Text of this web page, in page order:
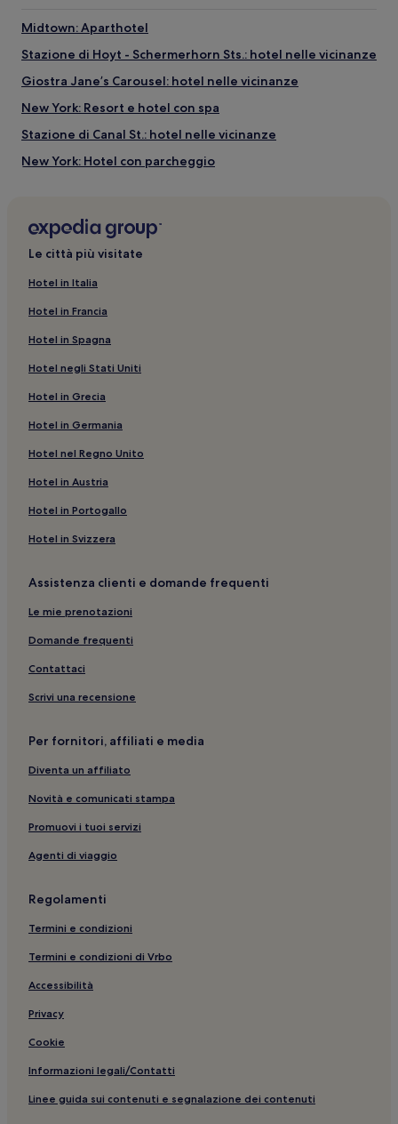
Midtown: Aparthotel
Stazione di Hoyt - Schermerhorn Sts.: hotel nelle vicinanze
Giostra Jane’s Carousel: hotel nelle vicinanze
New York: Resort e hotel con spa
Stazione di Canal St.: hotel nelle vicinanze
New York: Hotel con parcheggio
Chinatown: hotel
Brooklyn: Appartamenti
Fraunces Tavern Museum: hotel nelle vicinanze
Brooklyn Navy Yard: Resort e hotel con spa nelle vicinanze
Pier 25 Mini-Golf: hotel nelle vicinanze
New York: Hotel per famiglie
Wing Fat Shopping Mall: hotel nelle vicinanze
Stazione di Bowling Green: hotel nelle vicinanze
Kehila Kedosha Janina Synagogue and Museum: hotel
Elizabeth Street Gallery: hotel nelle vicinanze
The International Culinary Center: hotel nelle vicinanze
Greenwich Village: hotel
vicinanze
New York: hotel a 2 stelle
Stazione di Chambers St.: hotel nelle vicinanze
Washington Market Park: hotel nelle vicinanze
New York: Hotel di lusso
Rockefeller Park: hotel nelle vicinanze
Brooklyn Navy Yard: Aparthotel
Le città più visitate
Hotel in Italia
Hotel in Francia
Hotel in Spagna
Hotel negli Stati Uniti
Hotel in Grecia
Hotel in Germania
Hotel nel Regno Unito
Hotel in Austria
Hotel in Portogallo
Hotel in Svizzera
Assistenza clienti e domande frequenti
Le mie prenotazioni
Domande frequenti
Contattaci
Scrivi una recensione
Per fornitori, affiliati e media
Diventa un affiliato
Novità e comunicati stampa
Promuovi i tuoi servizi
Agenti di viaggio
Regolamenti
Termini e condizioni
Termini e condizioni di Vrbo
Accessibilità
Privacy
Cookie
Informazioni legali/Contatti
Linee guida sui contenuti e segnalazione dei contenuti